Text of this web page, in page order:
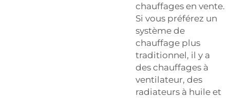
chauffages en vente.
Si vous préférez un
système de
chauffage plus
traditionnel, il y a
des chauffages à
ventilateur, des
radiateurs à huile et